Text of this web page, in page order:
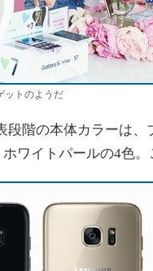
ットのようだ
段階の本体カラーは
ワイトパールの4色。